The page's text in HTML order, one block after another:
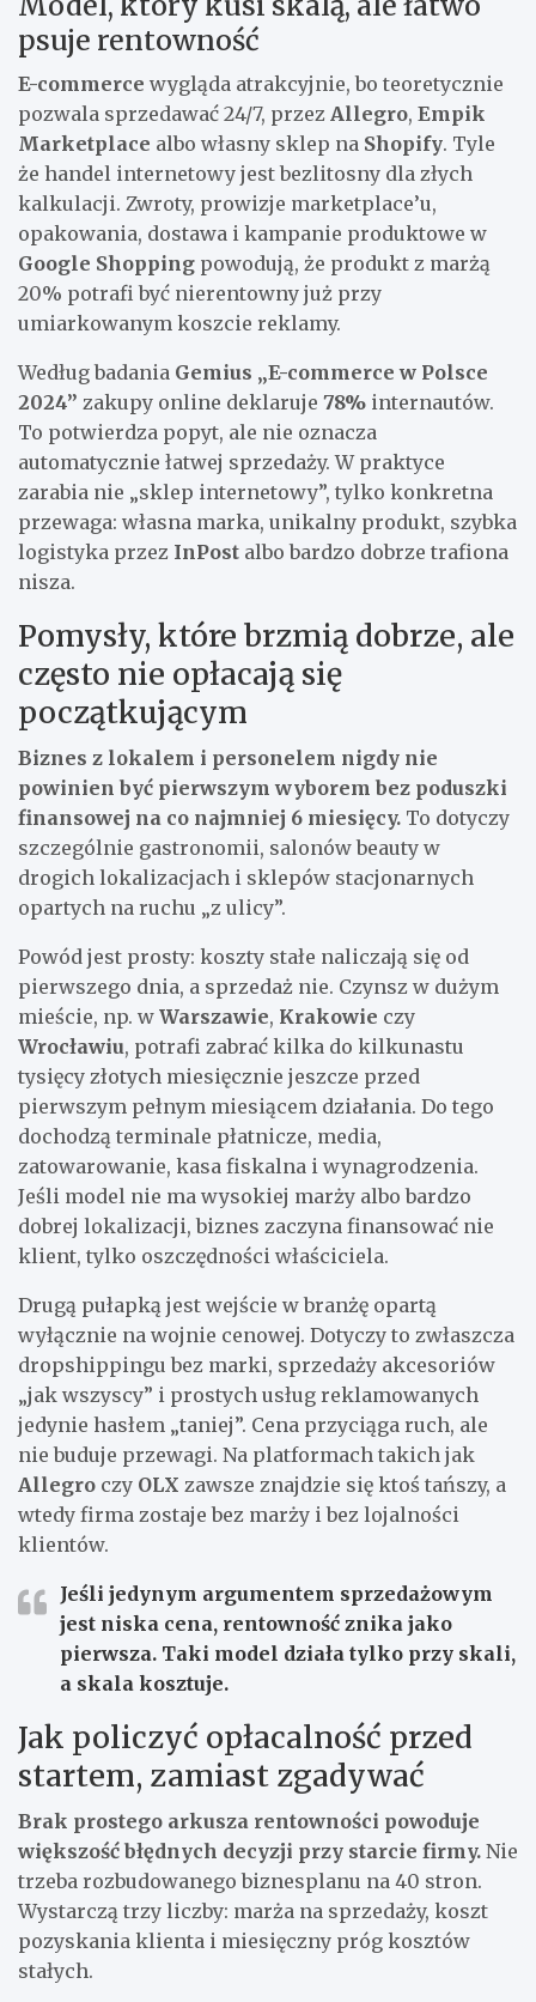
psuje rentowność
E-commerce wygląda atrakcyjnie, bo teoretycznie
pozwala sprzedawać 24/7, przez Allegro, Empik
Marketplace albo własny sklep na Shopify. Tyle
że handel internetowy jest bezlitosny dla złych
kalkulacji. Zwroty, prowizje marketplace’u,
opakowania, dostawa i kampanie produktowe w
Google Shopping powodują, że produkt z marżą
20% potrafi być nierentowny już przy
umiarkowanym koszcie reklamy.
Według badania Gemius „E-commerce w Polsce
2024” zakupy online deklaruje 78% internautów.
To potwierdza popyt, ale nie oznacza
automatycznie łatwej sprzedaży. W praktyce
zarabia nie „sklep internetowy”, tylko konkretna
przewaga: własna marka, unikalny produkt, szybka
logistyka przez InPost albo bardzo dobrze trafiona
nisza.
Pomysły, które brzmią dobrze, ale
często nie opłacają się
początkującym
Biznes z lokalem i personelem nigdy nie
powinien być pierwszym wyborem bez poduszki
finansowej na co najmniej 6 miesięcy. To dotyczy
szczególnie gastronomii, salonów beauty w
drogich lokalizacjach i sklepów stacjonarnych
opartych na ruchu „z ulicy”.
Powód jest prosty: koszty stałe naliczają się od
pierwszego dnia, a sprzedaż nie. Czynsz w dużym
mieście, np. w Warszawie, Krakowie czy
Wrocławiu, potrafi zabrać kilka do kilkunastu
tysięcy złotych miesięcznie jeszcze przed
pierwszym pełnym miesiącem działania. Do tego
dochodzą terminale płatnicze, media,
zatowarowanie, kasa fiskalna i wynagrodzenia.
Jeśli model nie ma wysokiej marży albo bardzo
dobrej lokalizacji, biznes zaczyna finansować nie
klient, tylko oszczędności właściciela.
Drugą pułapką jest wejście w branżę opartą
wyłącznie na wojnie cenowej. Dotyczy to zwłaszcza
dropshippingu bez marki, sprzedaży akcesoriów
„jak wszyscy” i prostych usług reklamowanych
jedynie hasłem „taniej”. Cena przyciąga ruch, ale
nie buduje przewagi. Na platformach takich jak
Allegro czy OLX zawsze znajdzie się ktoś tańszy, a
wtedy firma zostaje bez marży i bez lojalności
klientów.
Jeśli jedynym argumentem sprzedażowym
jest niska cena, rentowność znika jako
pierwsza. Taki model działa tylko przy skali,
a skala kosztuje.
Jak policzyć opłacalność przed
startem, zamiast zgadywać
Brak prostego arkusza rentowności powoduje
większość błędnych decyzji przy starcie firmy. Nie
trzeba rozbudowanego biznesplanu na 40 stron.
Wystarczą trzy liczby: marża na sprzedaży, koszt
pozyskania klienta i miesięczny próg kosztów
stałych.